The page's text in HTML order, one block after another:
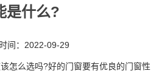
是什么?
间：2022-09-29
怎么选吗?好的门窗要有优良的门窗性